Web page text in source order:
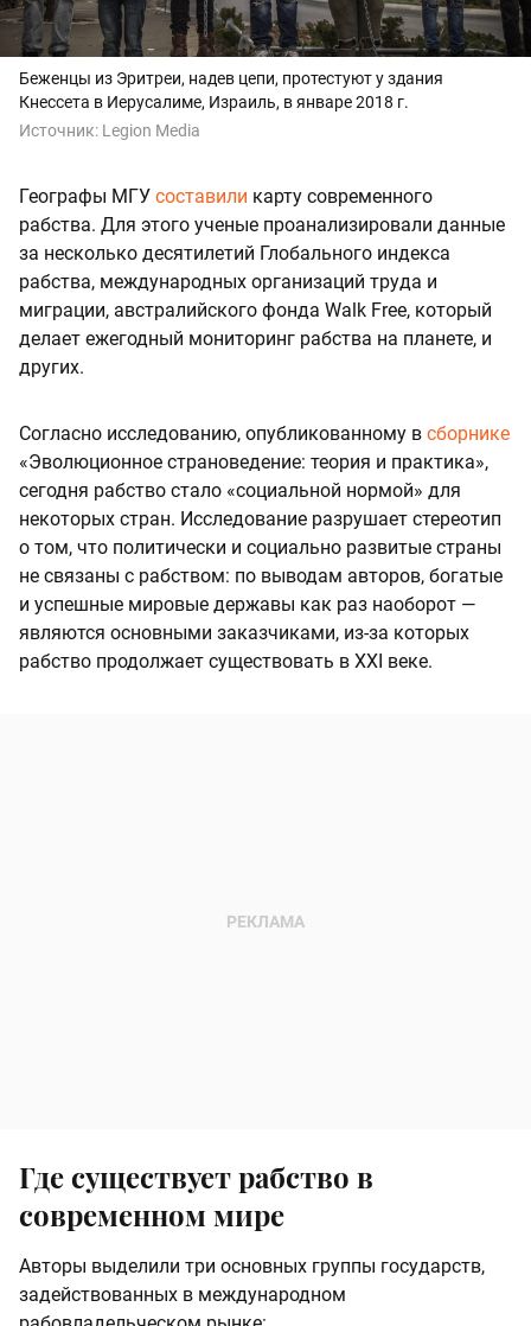
Беженцы из Эритреи, надев цепи, протестуют у здания
Кнессета в Иерусалиме, Израиль, в январе 2018 г.
Источник: Legion Media
Географы МГУ составили карту современного
рабства. Для этого ученые проанализировали данные
за несколько десятилетий Глобального индекса
рабства, международных организаций труда и
миграции, австралийского фонда Walk Free, который
делает ежегодный мониторинг рабства на планете, и
других.
Согласно исследованию, опубликованному в сборнике
«Эволюционное страноведение: теория и практика»,
сегодня рабство стало «социальной нормой» для
некоторых стран. Исследование разрушает стереотип
о том, что политически и социально развитые страны
не связаны с рабством: по выводам авторов, богатые
и успешные мировые державы как раз наоборот —
являются основными заказчиками, из-за которых
рабство продолжает существовать в XXI веке.
Где существует рабство в
современном мире
Авторы выделили три основных группы государств,
задействованных в международном